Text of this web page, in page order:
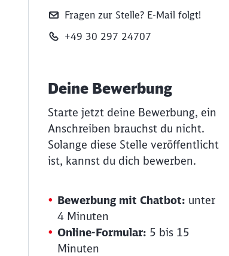
Fragen zur Stelle? E‑Mail folgt!
+49 30 297 24707
Deine Bewerbung
Starte jetzt deine Bewerbung, ein
Anschreiben brauchst du nicht.
Solange diese Stelle veröffentlicht
ist, kannst du dich bewerben.
Bewerbung mit Chatbot: unter
4 Minuten
Online-Formular: 5 bis 15
Minuten